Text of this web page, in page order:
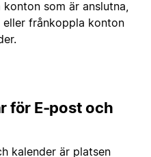
som är anslutna,
frånkoppla konton
för E-post och
kalender är platsen